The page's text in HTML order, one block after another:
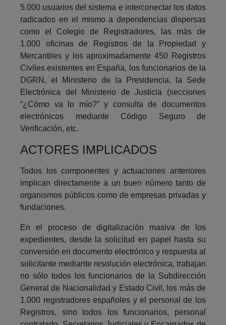
5.000 usuarios del sistema e interconectar los datos
radicados en el mismo a dependencias dispersas
como el Colegio de Registradores, las más de
1.000 oficinas de Registros de la Propiedad y
Mercantiles y los aproximadamente 450 Registros
Civiles existentes en España, los funcionarios de la
DGRN, el Ministerio de la Presidencia, la Sede
Electrónica del Ministerio de Justicia (secciones
“¿Cómo va lo mío?” y consulta de documentos
electrónicos mediante Código Seguro de
Verificación, etc.
ACTORES IMPLICADOS
Todos los componentes y actuaciones anteriores
implican directamente a un buen número tanto de
organismos públicos como de empresas privadas y
fundaciones.
En el proceso de digitalización masiva de los
expedientes, desde la solicitud en papel hasta su
conversión en documento electrónico y respuesta al
solicitante mediante resolución electrónica, trabajan
no sólo todos los funcionarios de la Subdirección
General de Nacionalidad y Estado Civil, los más de
1.000 registradores españoles y el personal de los
Registros, sino todos los funcionarios, personal